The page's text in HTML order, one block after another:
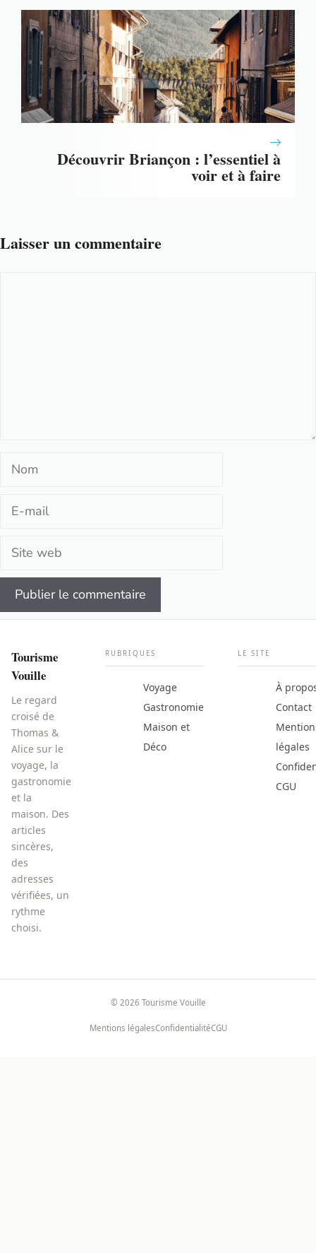
Découvrir Briançon : l’essentiel à
voir et à faire
Laisser un commentaire
Nom
Site
Tourisme
Vouille
Le regard
croisé de
Thomas &
Alice sur le
voyage, la
gastronomie
et la
maison. Des
articles
sincères,
des
adresses
vérifiées, un
rythme
choisi.
RUBRIQUES
Voyage
Gastronomie
Maison et
Déco
LE SITE
À
Contact
légales
CGU
© 2026 Tourisme Vouille
Mentions légalesConfidentialitéCGU